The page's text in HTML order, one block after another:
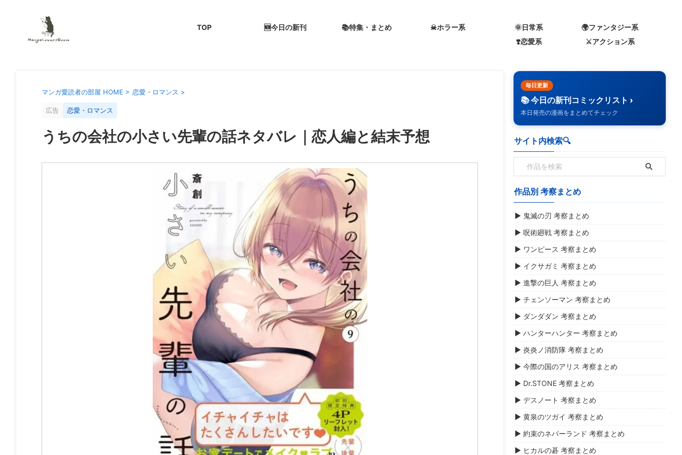
TOP 🆕今日の新刊 📚特集・まとめ ☠ホラー系 🌞日常系
🌍️ファンタジー系
❣️恋愛系
⚔️アクション系
マンガ愛読者の部屋 HOME > 恋愛・ロマンス >
広告 恋愛・ロマンス
うちの会社の小さい先輩の話ネタバレ｜恋人編と結末予想
毎日更新
📚 今日の新刊コミックリスト ›
本日発売の漫画をまとめてチェック
サイト内検索🔍️
作品別 考察まとめ
▶ 鬼滅の刃 考察まとめ
▶ 呪術廻戦 考察まとめ
▶ ワンピース 考察まとめ
▶ イクサガミ 考察まとめ
▶ 進撃の巨人 考察まとめ
▶ チェンソーマン 考察まとめ
▶ ダンダダン 考察まとめ
▶ ハンターハンター 考察まとめ
▶ 炎炎ノ消防隊 考察まとめ
▶ 今際の国のアリス 考察まとめ
▶ Dr.STONE 考察まとめ
▶ デスノート 考察まとめ
▶ 黄泉のツガイ 考察まとめ
▶ 約束のネバーランド 考察まとめ
▶ ヒカルの碁 考察まとめ